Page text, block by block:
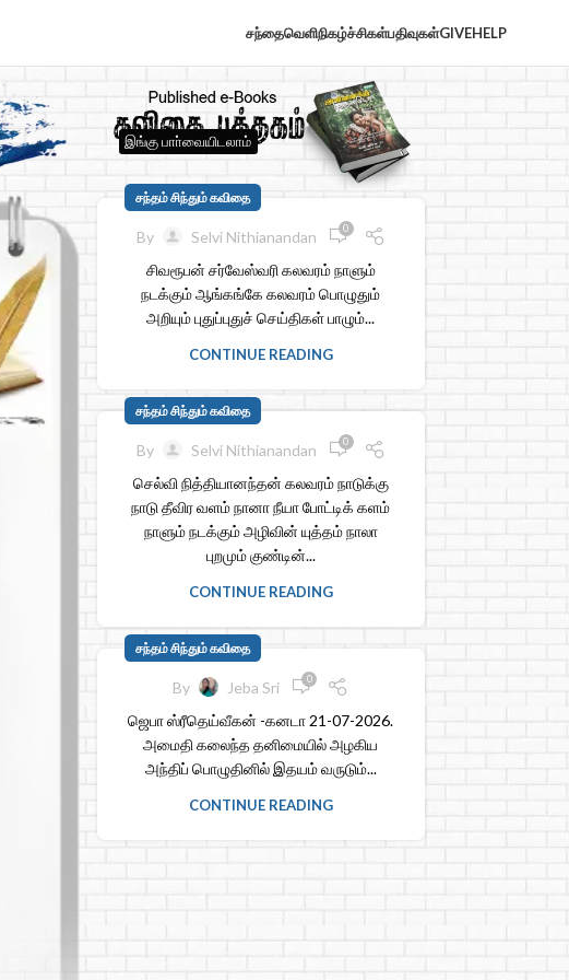
சந்தைவெளிநிகழ்ச்சிகள்பதிவுகள்GIVEHELP
இங்கு பாா்வையிடலாம்
சந்தம் சிந்தும் கவிதை
By Selvi Nithianandan 0
சிவரூபன் சர்வேஸ்வரி கலவரம் நாளும்
நடக்கும் ஆங்கங்கே கலவரம் பொழுதும்
அறியும் புதுப்புதுச் செய்திகள் பாழும்...
CONTINUE READING
சந்தம் சிந்தும் கவிதை
By Selvi Nithianandan 0
செல்வி நித்தியானந்தன் கலவரம் நாடுக்கு
நாடு தீவிர வளம் நானா நீயா போட்டிக் களம்
நாளும் நடக்கும் அழிவின் யுத்தம் நாலா
புறமும் குண்டின்...
CONTINUE READING
சந்தம் சிந்தும் கவிதை
By Jeba Sri 0
ஜெபா ஸ்ரீதெய்வீகன் -கனடா 21-07-2026.
அமைதி கலைந்த தனிமையில் அழகிய
அந்திப் பொழுதினில் இதயம் வருடும்...
CONTINUE READING